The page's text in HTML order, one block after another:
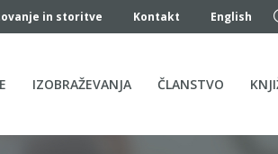
in storitve Kontakt English
IZOBRAŽEVANJA ČLANSTVO